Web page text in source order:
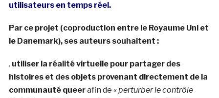
utilisateurs en temps réel.
Par ce projet (coproduction entre le Royaume Uni et
le Danemark), ses auteurs souhaitent :
. utiliser la réalité virtuelle pour partager des
histoires et des objets provenant directement de la
communauté queerafin de « perturber le contrôle